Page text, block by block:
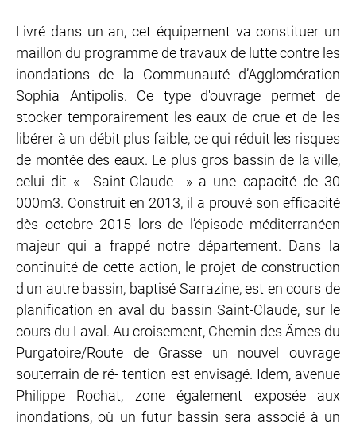
Livré dans un an, cet équipement va constituer un
maillon du programme de travaux de lutte contre les
inondations de la Communauté d’Agglomération
Sophia Antipolis. Ce type d'ouvrage permet de
stocker temporairement les eaux de crue et de les
libérer à un débit plus faible, ce qui réduit les risques
de montée des eaux. Le plus gros bassin de la ville,
celui dit « Saint-Claude » a une capacité de 30
000m3. Construit en 2013, il a prouvé son efficacité
dès octobre 2015 lors de l’épisode méditerranéen
majeur qui a frappé notre département. Dans la
continuité de cette action, le projet de construction
d'un autre bassin, baptisé Sarrazine, est en cours de
planification en aval du bassin Saint-Claude, sur le
cours du Laval. Au croisement, Chemin des Âmes du
Purgatoire/Route de Grasse un nouvel ouvrage
souterrain de ré- tention est envisagé. Idem, avenue
Philippe Rochat, zone également exposée aux
inondations, où un futur bassin sera associé à un